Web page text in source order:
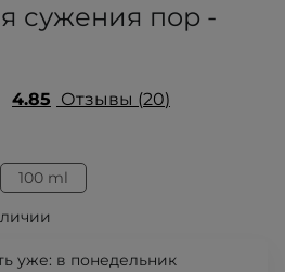
сужения пор -
4.85 Отзывы 20
100 ml
уже: в понедельник